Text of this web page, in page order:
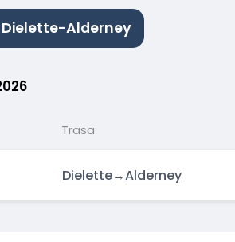
Alderney
Trasa
Dielette→Alderney